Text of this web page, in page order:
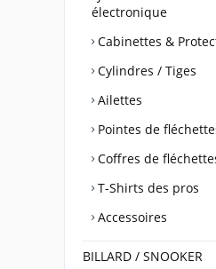
électronique
Cabinettes &
Cylindres / Tiges
Ailettes
Pointes de
Coffres de
T-Shirts des pros
Accessoires
BILLARD / SNOOKER